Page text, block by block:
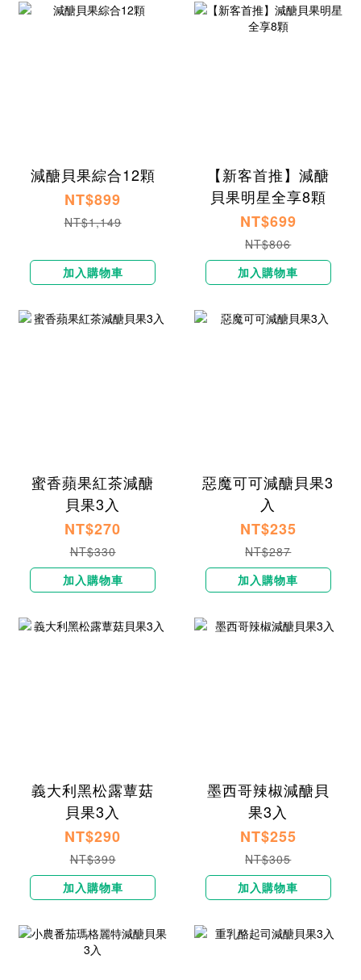
減醣貝果綜合12顆
NT$899
NT$1,149
加入購物車
【新客首推】減醣
貝果明星全享8顆
NT$699
NT$806
加入購物車
蜜香蘋果紅茶減醣
貝果3入
NT$270
NT$330
加入購物車
惡魔可可減醣貝果3
入
NT$235
NT$287
加入購物車
義大利黑松露蕈菇
貝果3入
NT$290
NT$399
加入購物車
墨西哥辣椒減醣貝
果3入
NT$255
NT$305
加入購物車